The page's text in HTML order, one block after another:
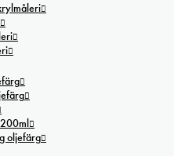
oljefärg